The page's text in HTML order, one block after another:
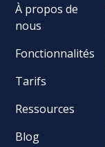
À propos de
nous
Fonctionnalités
Tarifs
Ressources
Blog